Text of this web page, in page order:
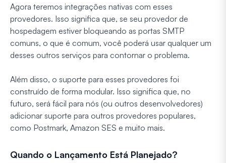
Agora teremos integrações nativas com esses
provedores. Isso significa que, se seu provedor de
hospedagem estiver bloqueando as portas SMTP
comuns, o que é comum, você poderá usar qualquer um
desses outros serviços para contornar o problema.
Além disso, o suporte para esses provedores foi
construído de forma modular. Isso significa que, no
futuro, será fácil para nós (ou outros desenvolvedores)
adicionar suporte para outros provedores populares,
como Postmark, Amazon SES e muito mais.
Quando o Lançamento Está Planejado?